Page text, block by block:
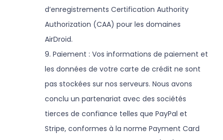
d’enregistrements Certification Authority
Authorization (CAA) pour les domaines
AirDroid.
9. Paiement : Vos informations de paiement et
les données de votre carte de crédit ne sont
pas stockées sur nos serveurs. Nous avons
conclu un partenariat avec des sociétés
tierces de confiance telles que PayPal et
Stripe, conformes à la norme Payment Card